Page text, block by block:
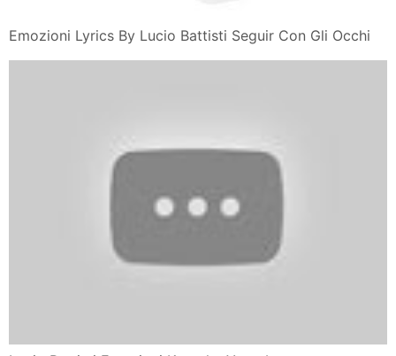
Emozioni Lyrics By Lucio Battisti Seguir Con Gli Occhi